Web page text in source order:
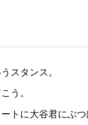
スタンス。
う。
トに大谷君にぶつ